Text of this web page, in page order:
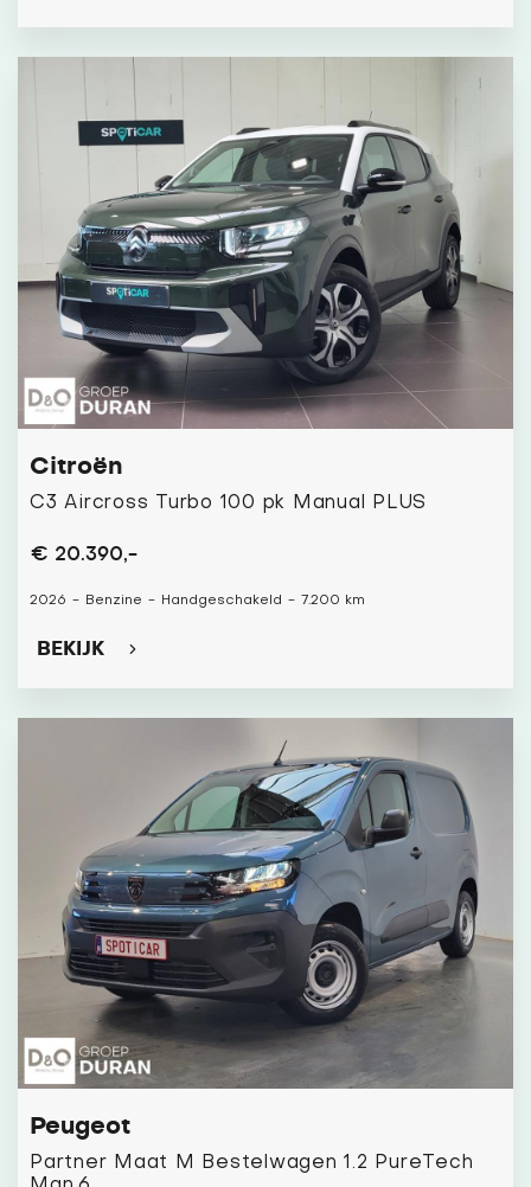
Citroën
C3 Aircross Turbo 100 pk Manual PLUS
€ 20.390,-
2026 - Benzine - Handgeschakeld - 7.200 km
BEKIJK
Peugeot
Partner Maat M Bestelwagen 1.2 PureTech